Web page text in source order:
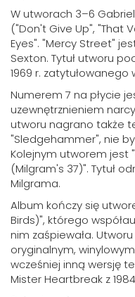
W utworach 3–6
("Don't Give Up", "That
Eyes". "Mercy Street"
Sexton. Tytuł utworu
1969 r. zatytułowanego
Numerem 7 na płycie
uzewnętrznieniem
utworu nagrano także
"Sledgehammer", nie
Kolejnym utworem jest
(Milgram's 37)". Tytuł
Milgrama.
Album kończy się
Birds)", którego
nim zaśpiewała.
oryginalnym,
wcześniej inną wersję
Mister Heartbreak z